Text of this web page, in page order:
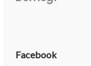
Facebook